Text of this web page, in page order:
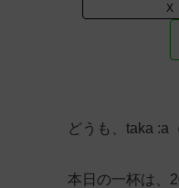
X
どうも、taka :a
本日の一杯は、